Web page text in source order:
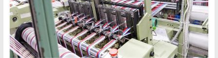
экономики
Новости
Чувашской